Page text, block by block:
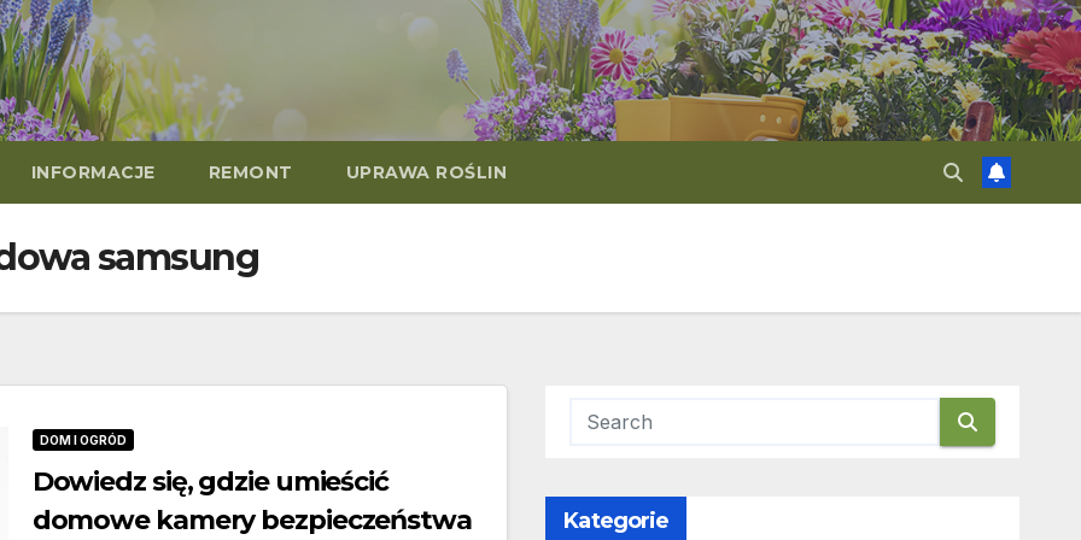
INFORMACJE REMONT UPRAWA ROŚLIN
samsung
DOM I OGRÓD
Dowiedz się, gdzie umieścić
domowe kamery bezpieczeństwa
Kategorie